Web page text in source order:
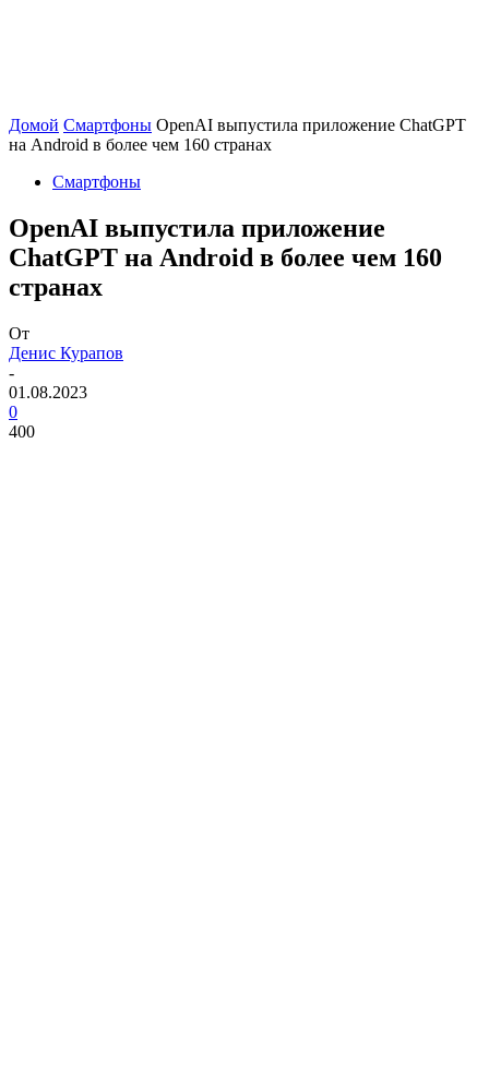
Домой Смартфоны OpenAI выпустила приложение ChatGPT
на Android в более чем 160 странах
Смартфоны
OpenAI выпустила приложение
ChatGPT на Android в более чем 160
странах
От
Денис Курапов
-
01.08.2023
0
400